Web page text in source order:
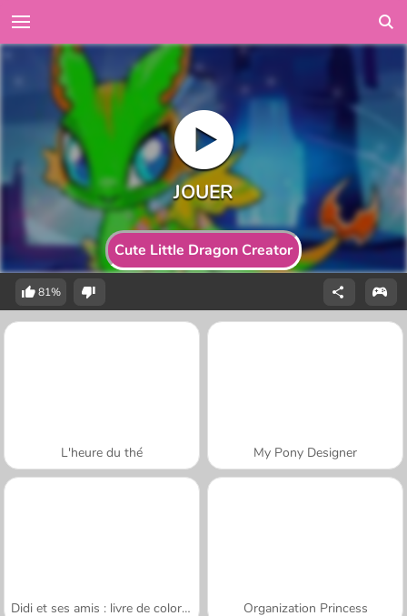
Cute Little Dragon Creator
81%
L'heure du thé My Pony Designer
Didi et ses amis : livre de coloriage Organization Princess